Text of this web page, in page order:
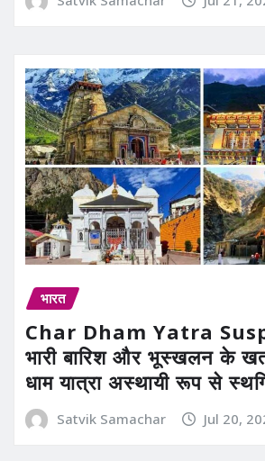
भारत
Char Dham Yatra
भारी बारिश और भूस्खलन के
धाम यात्रा अस्थायी रूप से
Satvik Samachar Jul 20,